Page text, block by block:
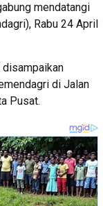
mendatangi
Rabu 24 April
disampaikan
di Jalan
Pusat.